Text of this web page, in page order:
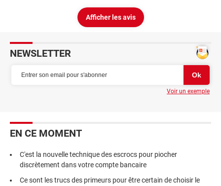
Afficher les avis
NEWSLETTER
Voir un exemple
EN CE MOMENT
C'est la nouvelle technique des escrocs pour piocher
discrètement dans votre compte bancaire
Ce sont les trucs des primeurs pour être certain de choisir le